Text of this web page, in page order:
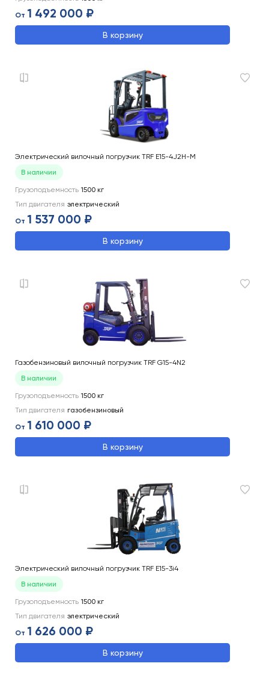
От 1 492 000 ₽
В корзину
Электрический вилочный погрузчик TRF E15-4J2H-M
В наличии
Грузоподъемность 1500 кг
Тип двигателя электрический
От 1 537 000 ₽
В корзину
Газобензиновый вилочный погрузчик TRF G15-4N2
В наличии
Грузоподъемность 1500 кг
Тип двигателя газобензиновый
От 1 610 000 ₽
В корзину
Электрический вилочный погрузчик TRF E15-3i4
В наличии
Грузоподъемность 1500 кг
Тип двигателя электрический
От 1 626 000 ₽
В корзину